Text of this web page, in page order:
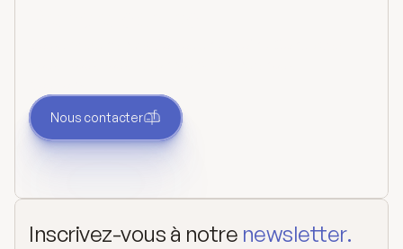
Nous contacter
Inscrivez-vous à notre newsletter.